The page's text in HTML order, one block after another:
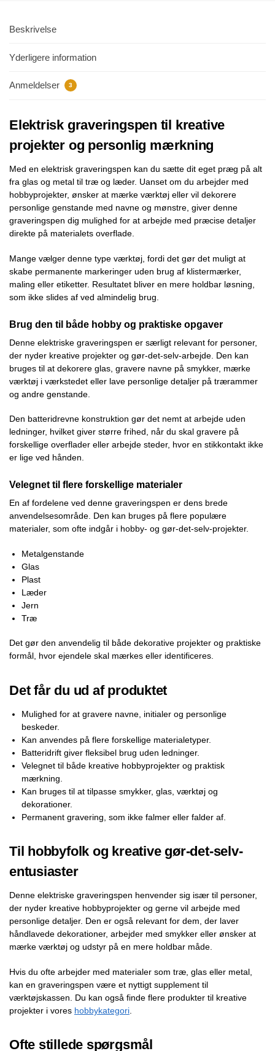
Beskrivelse
Yderligere information
Anmeldelser 3
Elektrisk graveringspen til kreative
projekter og personlig mærkning
Med en elektrisk graveringspen kan du sætte dit eget præg på alt
fra glas og metal til træ og læder. Uanset om du arbejder med
hobbyprojekter, ønsker at mærke værktøj eller vil dekorere
personlige genstande med navne og mønstre, giver denne
graveringspen dig mulighed for at arbejde med præcise detaljer
direkte på materialets overflade.
Mange vælger denne type værktøj, fordi det gør det muligt at
skabe permanente markeringer uden brug af klistermærker,
maling eller etiketter. Resultatet bliver en mere holdbar løsning,
som ikke slides af ved almindelig brug.
Brug den til både hobby og praktiske opgaver
Denne elektriske graveringspen er særligt relevant for personer,
der nyder kreative projekter og gør-det-selv-arbejde. Den kan
bruges til at dekorere glas, gravere navne på smykker, mærke
værktøj i værkstedet eller lave personlige detaljer på trærammer
og andre genstande.
Den batteridrevne konstruktion gør det nemt at arbejde uden
ledninger, hvilket giver større frihed, når du skal gravere på
forskellige overflader eller arbejde steder, hvor en stikkontakt ikke
er lige ved hånden.
Velegnet til flere forskellige materialer
En af fordelene ved denne graveringspen er dens brede
anvendelsesområde. Den kan bruges på flere populære
materialer, som ofte indgår i hobby- og gør-det-selv-projekter.
Metalgenstande
Glas
Plast
Læder
Jern
Træ
Det gør den anvendelig til både dekorative projekter og praktiske
formål, hvor ejendele skal mærkes eller identificeres.
Det får du ud af produktet
Mulighed for at gravere navne, initialer og personlige
beskeder.
Kan anvendes på flere forskellige materialetyper.
Batteridrift giver fleksibel brug uden ledninger.
Velegnet til både kreative hobbyprojekter og praktisk
mærkning.
Kan bruges til at tilpasse smykker, glas, værktøj og
dekorationer.
Permanent gravering, som ikke falmer eller falder af.
Til hobbyfolk og kreative gør-det-selv-
entusiaster
Denne elektriske graveringspen henvender sig især til personer,
der nyder kreative hobbyprojekter og gerne vil arbejde med
personlige detaljer. Den er også relevant for dem, der laver
håndlavede dekorationer, arbejder med smykker eller ønsker at
mærke værktøj og udstyr på en mere holdbar måde.
Hvis du ofte arbejder med materialer som træ, glas eller metal,
kan en graveringspen være et nyttigt supplement til
værktøjskassen. Du kan også finde flere produkter til kreative
projekter i vores hobbykategori
Ofte stillede spørgsmål